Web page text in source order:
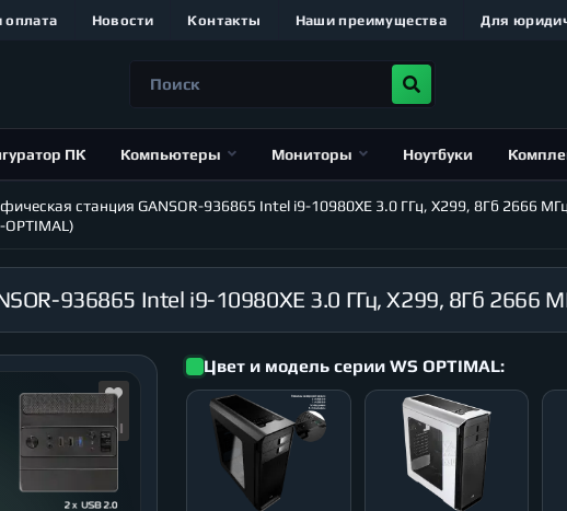
оплата Новости Контакты Наши преимущества Для
ПК Компьютеры Мониторы Ноутбуки
станция GANSOR-936865 Intel i9-10980XE 3.0 ГГц, X299, 8Гб 2666
OPTIMAL)
Цвет и модель серии WS OPTIMAL: